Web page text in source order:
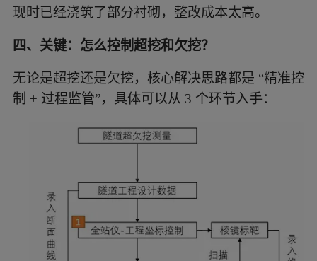
现时已经浇筑了部分衬砌，整改成本太高。
四、关键：怎么控制超挖和欠挖？
无论是超挖还是欠挖，核心解决思路都是 “精准控
制 + 过程监管”，具体可以从 3 个环节入手：